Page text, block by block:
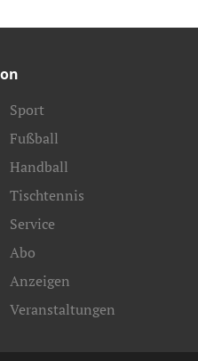
Sport
Fußball
Handball
Tischtennis
Service
Abo
Anzeigen
Veranstaltungen